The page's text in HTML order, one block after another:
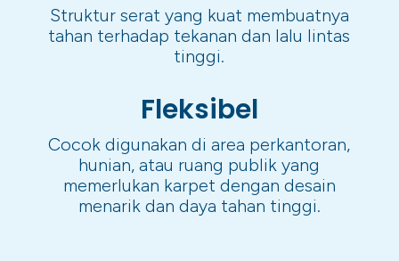
Struktur serat yang kuat membuatnya
tahan terhadap tekanan dan lalu lintas
tinggi.
Fleksibel
Cocok digunakan di area perkantoran,
hunian, atau ruang publik yang
memerlukan karpet dengan desain
menarik dan daya tahan tinggi.